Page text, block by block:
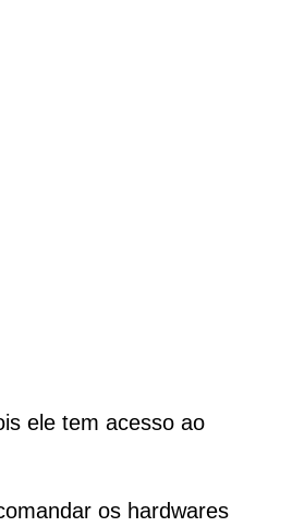
ele tem acesso ao
os hardwares